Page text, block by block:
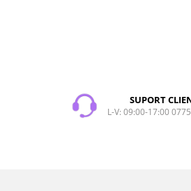
SUPORT
L-V: 09:00-17:00